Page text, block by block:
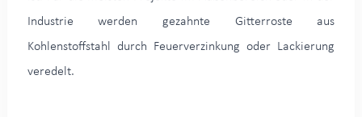
Industrie werden gezahnte Gitterroste aus
Kohlenstoffstahl durch Feuerverzinkung oder Lackierung
veredelt.